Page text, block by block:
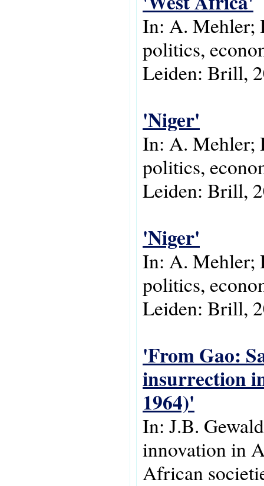
In: A. Mehler;
politics,
Leiden: Brill,
'Niger'
In: A. Mehler;
politics,
Leiden: Brill,
'Niger'
In: A. Mehler;
politics,
Leiden: Brill,
'From Gao:
insurrection
1964)'
In: J.B.
innovation in
African